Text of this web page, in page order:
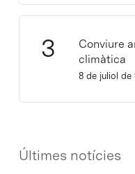
Conviure
climàtica
8 de juliol de
Últimes notícies